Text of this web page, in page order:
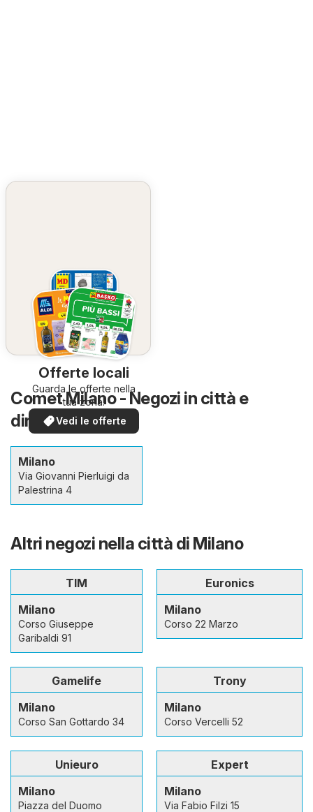
Offerte locali
Guarda le offerte nella
tua zona!
Vedi le offerte
Comet Milano - Negozi in città e
dintorni
Milano
Via Giovanni Pierluigi da
Palestrina 4
Altri negozi nella città di Milano
TIM
Milano
Corso Giuseppe
Garibaldi 91
Euronics
Milano
Corso 22 Marzo
Gamelife
Milano
Corso San Gottardo 34
Trony
Milano
Corso Vercelli 52
Unieuro
Milano
Piazza del Duomo
Expert
Milano
Via Fabio Filzi 15